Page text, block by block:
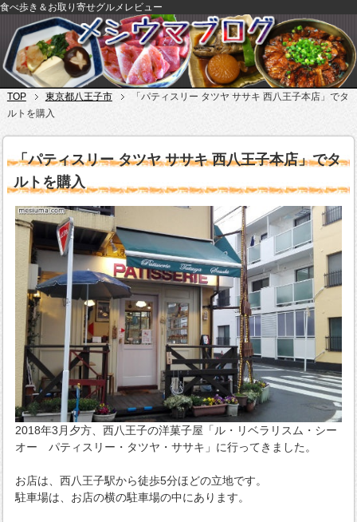
食べ歩き＆お取り寄せグルメレビュー
TOP 東京都八王子市
「パティスリー タツヤ ササキ 西八王子本店」でタ
ルトを購入
「パティスリー タツヤ ササキ 西八王子本店」でタ
ルトを購入
2018年3月夕方、西八王子の洋菓子屋「ル・リベラリスム・シー
オー パティスリー・タツヤ・ササキ」に行ってきました。
お店は、西八王子駅から徒歩5分ほどの立地です。
駐車場は、お店の横の駐車場の中にあります。